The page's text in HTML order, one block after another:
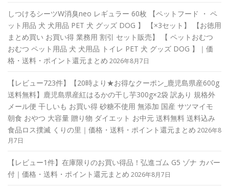
しつけるシーツW消臭neo レギュラー 60枚 【ペットフード ・ ペ
ット用品 犬 犬用品 PET 犬 グッズ DOG 】 【×3セット】 【お徳用
まとめ買い お買い得 業務用 割引 セット販売】 【 ペットおむつ
おむつ ペット用品 犬 犬用品 トイレ PET 犬 グッズ DOG 】｜価
格・送料・ポイント還元まとめ 2026年8月7日
【レビュー723件】【20時より★お得なクーポン_鹿児島県産600g
送料無料】鹿児島県産紅はるかの干し芋300g×2袋 訳あり 規格外
メール便 干しいも お買い得 砂糖不使用 無添加 国産 サツマイモ
朝食 おやつ 大容量 贈り物 ダイエット お中元 送料無料 送料込み
食品ロス撲滅 くりの里｜価格・送料・ポイント還元まとめ 2026年8
月7日
【レビュー1件】在庫限りのお買い得品！弘進ゴム G5 ゾナ カバー
付｜価格・送料・ポイント還元まとめ 2026年8月7日